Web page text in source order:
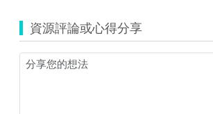
資源評論或心得分享